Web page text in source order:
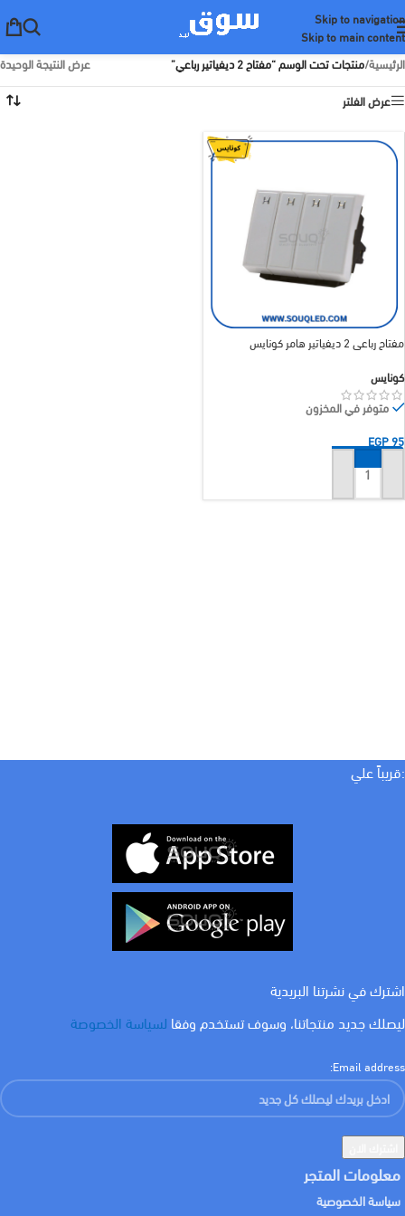
Skip to navigation
Skip to main content
الرئيسية/منتجات تحت الوسم “مفتاح 2 ديفياتير رباعي”
عرض النتيجة الوحيدة
عرض الفلتر
مفتاح رباعي 2 ديفياتير هامر كونايس
كونايس
متوفر في المخزون
EGP95
إضافة إلى السلة
:قريباً علي
اشترك في نشرتنا البريدية
ليصلك جديد منتجاتنا، وسوف تستخدم وفقا لسياسة الخصوصة
Email address:
معلومات المتجر
سياسة الخصوصية